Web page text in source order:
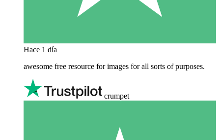
Hace 1 día
awesome free resource for images for all sorts of purposes.
crumpet